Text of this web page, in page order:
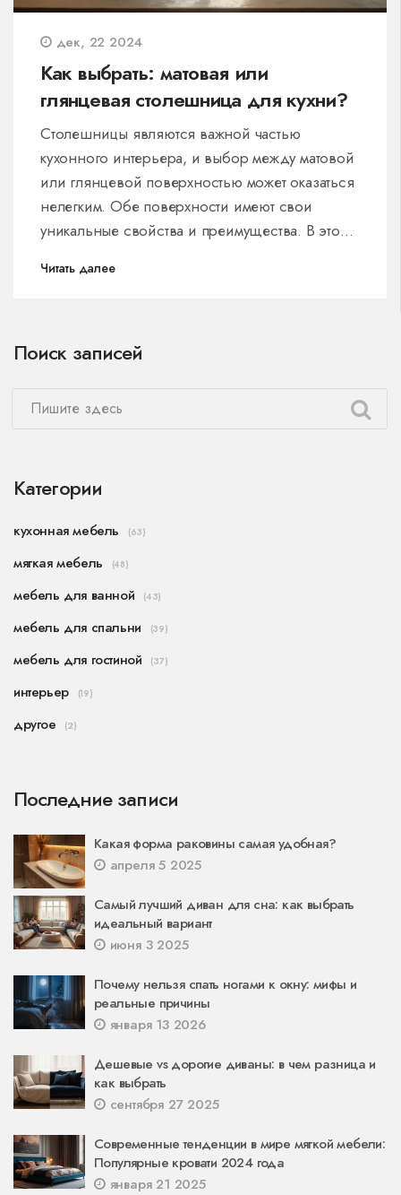
дек, 22 2024
Как выбрать: матовая или
глянцевая столешница для кухни?
Столешницы являются важной частью
кухонного интерьера, и выбор между матовой
или глянцевой поверхностью может оказаться
нелегким. Обе поверхности имеют свои
уникальные свойства и преимущества. В этой
подходящий вариант для вашего интерьера,
при покупке. Будет полезно изучить как
Читать далее
Поиск записей
Категории
кухонная мебель (63)
мягкая мебель (48)
мебель для ванной (43)
мебель для спальни (39)
мебель для гостиной (37)
интерьер (19)
другое (2)
Последние записи
Какая форма раковины самая удобная?
апреля 5 2025
Самый лучший диван для сна: как выбрать
идеальный вариант
июня 3 2025
Почему нельзя спать ногами к окну: мифы и
реальные причины
января 13 2026
Дешевые vs дорогие диваны: в чем разница и
как выбрать
сентября 27 2025
Современные тенденции в мире мягкой мебели:
Популярные кровати 2024 года
января 21 2025